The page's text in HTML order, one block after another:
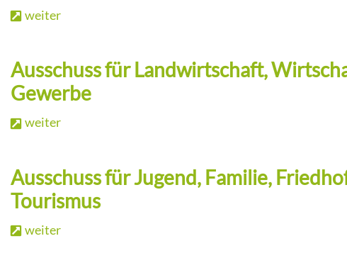
Verkehrsanbindung & Fahrpläne
weiter
Ausschuss für Landwirtschaft,
Gewerbe
weiter
Ausschuss für Jugend, Familie,
Tourismus
weiter